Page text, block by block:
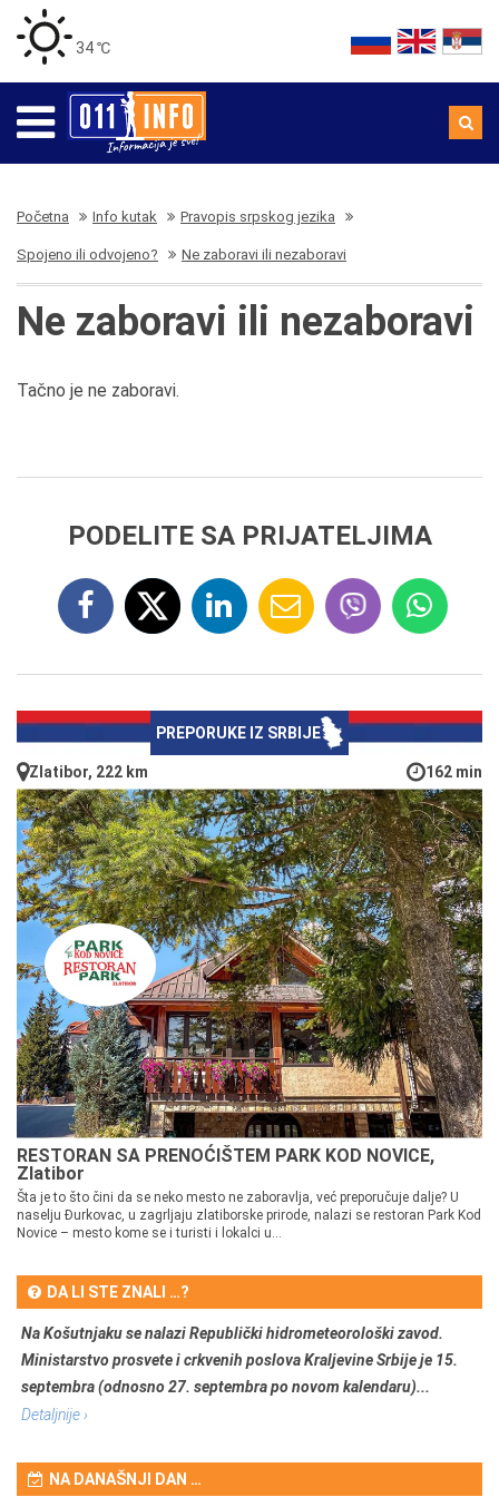
34 ℃
Početna Info kutak Pravopis srpskog jezika
Spojeno ili odvojeno? Ne zaboravi ili nezaboravi
Ne zaboravi ili nezaboravi
Tačno je ne zaboravi.
PODELITE SA PRIJATELJIMA
PREPORUKE IZ SRBIJE
Zlatibor, 222 km 162 min
RESTORAN SA PRENOĆIŠTEM PARK KOD NOVICE,
Zlatibor
Šta je to što čini da se neko mesto ne zaboravlja, već preporučuje dalje? U
naselju Đurkovac, u zagrljaju zlatiborske prirode, nalazi se restoran Park Kod
Novice – mesto kome se i turisti i lokalci u...
DA LI STE ZNALI …?
Na Košutnjaku se nalazi Republički hidrometeorološki zavod.
Ministarstvo prosvete i crkvenih poslova Kraljevine Srbije je 15.
septembra (odnosno 27. septembra po novom kalendaru)...
Detaljnije ›
NA DANAŠNJI DAN …